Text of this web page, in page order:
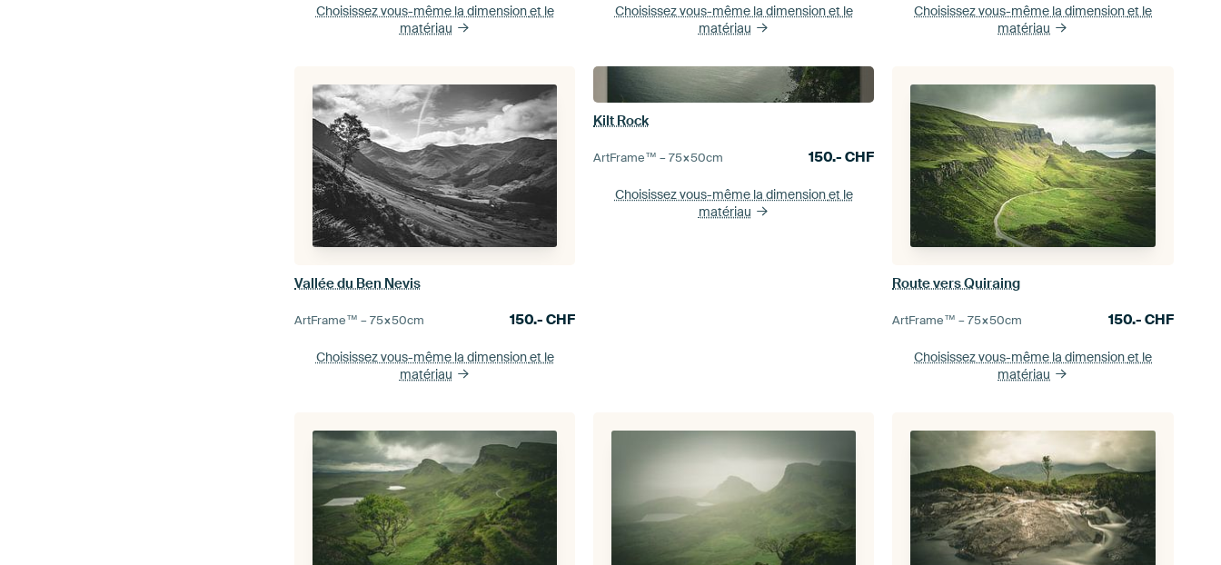
Choisissez vous-même la dimensionet le
matériau
Choisissez vous-même la dimensionet le
matériau
Choisissez vous-même la dimensionet le
matériau
Vallée du Ben Nevis
ArtFrame™ –75×50cm 150.-CHF
Choisissez vous-même la dimensionet le
matériau
Kilt Rock
ArtFrame™ –75×50cm 150.-CHF
Choisissez vous-même la dimensionet le
matériau
Route vers Quiraing
ArtFrame™ –75×50cm 150.- CHF
Choisissez vous-même la dimensionet le
matériau